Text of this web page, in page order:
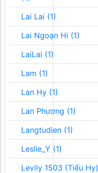
Lai Lai (1)
Lai Ngoạn Hi (1)
LaiLai (1)
Lam (1)
Lan Hy (1)
Lan Phương (1)
Langtudien (1)
Leslie_Y (1)
Levily 1503 (Tiểu Hy)